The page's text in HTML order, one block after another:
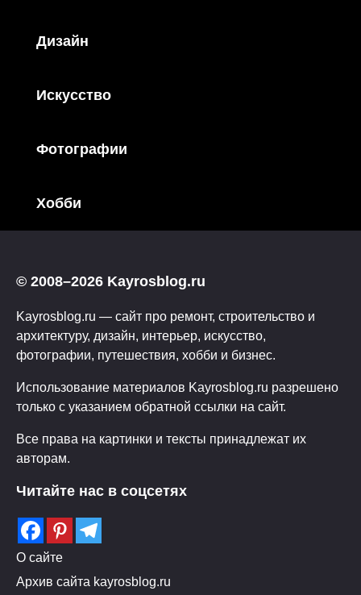
Дизайн
Искусство
Фотографии
Хобби
© 2008–2026 Kayrosblog.ru
Kayrosblog.ru — сайт про ремонт, строительство и
архитектуру, дизайн, интерьер, искусство,
фотографии, путешествия, хобби и бизнес.
Использование материалов Kayrosblog.ru разрешено
только с указанием обратной ссылки на сайт.
Все права на картинки и тексты принадлежат их
авторам.
Читайте нас в соцсетях
О сайте
Архив сайта kayrosblog.ru